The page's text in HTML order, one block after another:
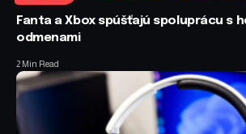
Fanta a Xbox spúšťajú spoluprácu s
odmenami
2 Min Read